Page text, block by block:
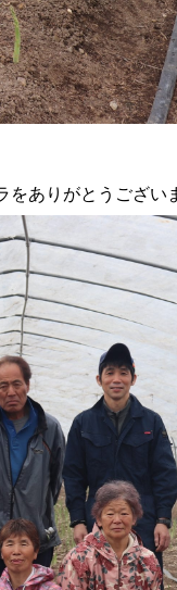
をありがとうござい